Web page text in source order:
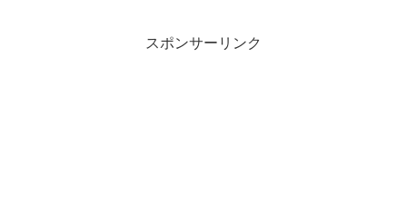
スポンサーリンク